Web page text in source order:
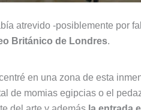
atrevido -posiblemente por
Británico de Londres.
en una zona de esta
de momias egipcias o el